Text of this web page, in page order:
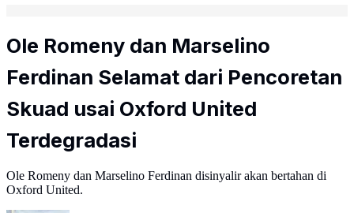
Ole Romeny dan Marselino
Ferdinan Selamat dari Pencoretan
Skuad usai Oxford United
Terdegradasi
Ole Romeny dan Marselino Ferdinan disinyalir akan bertahan di
Oxford United.